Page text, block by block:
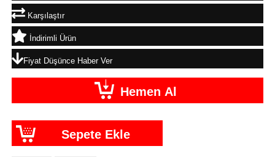
Karşılaştır
İndirimli Ürün
Fiyat Düşünce Haber Ver